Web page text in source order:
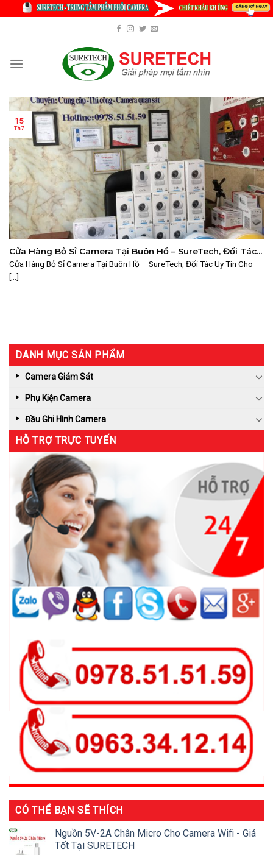
Cửa Hàng Bỏ Sỉ Camera Tại Buôn Hồ – SureTech, Đối Tác
Uy Tín Cho Đại Lý
Cửa Hàng Bỏ Sỉ Camera Tại Buôn Hồ – SureTech, Đối Tác Uy Tín Cho
[...]
15
Th7
DANH MỤC SẢN PHẨM
Camera Giám Sát
Phụ Kiện Camera
Đầu Ghi Hình Camera
HỖ TRỢ TRỰC TUYẾN
CÓ THỂ BẠN SẼ THÍCH
Nguồn 5V-2A Chân Micro Cho Camera Wifi - Giá
Tốt Tại SURETECH